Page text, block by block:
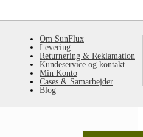
Om SunFlux
Levering
Returnering & Reklamation
Kundeservice og kontakt
Min Konto
Cases & Samarbejder
Blog